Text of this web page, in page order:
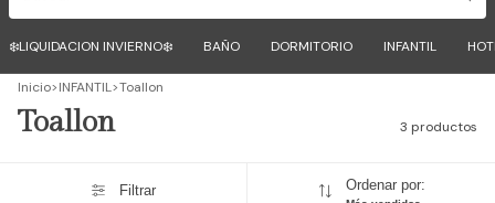
❄️LIQUIDACION INVIERNO❄️ BAÑO DORMITORIO INFANTIL
Inicio>INFANTIL>Toallon
Toallon 3 productos
Filtrar Ordenar por: